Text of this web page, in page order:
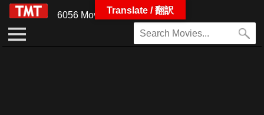
6056 MoviesTranslate / 翻訳